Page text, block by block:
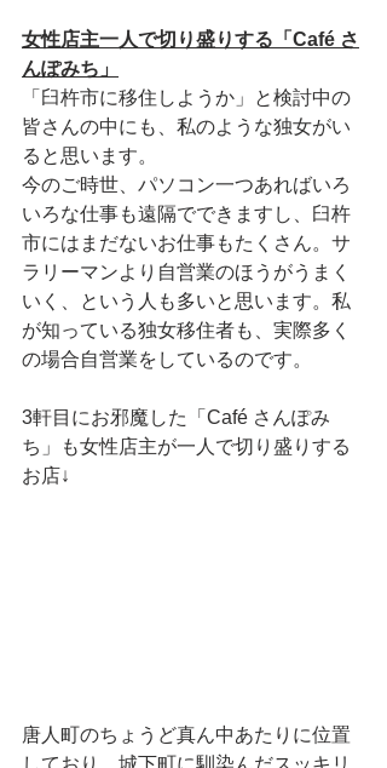
女性店主一人で切り盛りする「Café さ
んぽみち」
「臼杵市に移住しようか」と検討中の
皆さんの中にも、私のような独女がい
ると思います。
今のご時世、パソコン一つあればいろ
いろな仕事も遠隔でできますし、臼杵
市にはまだないお仕事もたくさん。サ
ラリーマンより自営業のほうがうまく
いく、という人も多いと思います。私
が知っている独女移住者も、実際多く
の場合自営業をしているのです。
3軒目にお邪魔した「Café さんぽみ
ち」も女性店主が一人で切り盛りする
お店↓
唐人町のちょうど真ん中あたりに位置
しており、城下町に馴染んだスッキリ